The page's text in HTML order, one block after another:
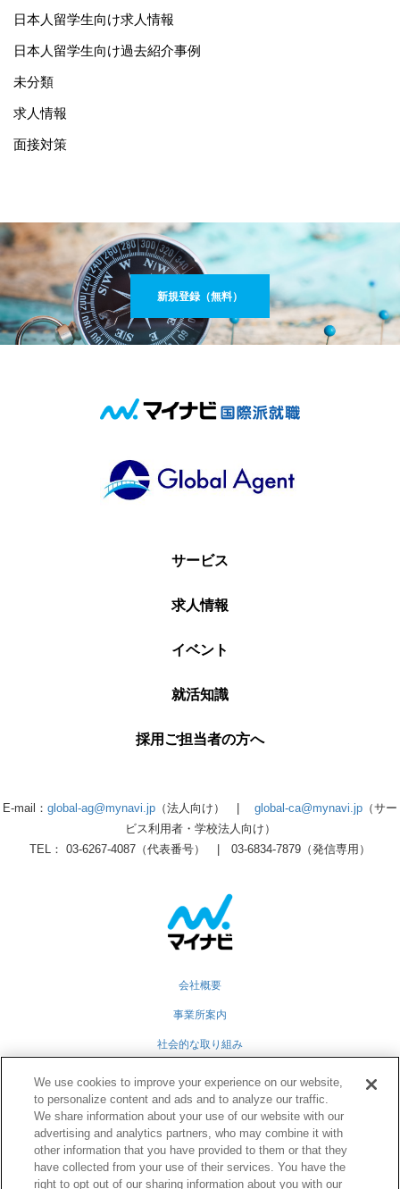
日本人留学生向け求人情報
日本人留学生向け過去紹介事例
未分類
求人情報
面接対策
新規登録（無料）
サービス
求人情報
イベント
就活知識
採用ご担当者の方へ
E-mail： global-ag@mynavi.jp （法人向け） | global-ca@mynavi.jp （サー
ビス利用者・学校法人向け）
TEL： 03-6267-4087（代表番号） | 03-6834-7879（発信専用）
会社概要
事業所案内
社会的な取り組み
グループ会社
個人情報保護方針
業務運営規定
We use cookies to improve your experience on our website,
to personalize content and ads and to analyze our traffic.
We share information about your use of our website with our
advertising and analytics partners, who may combine it with
other information that you have provided to them or that they
have collected from your use of their services. You have the
right to opt out of our sharing information about you with our